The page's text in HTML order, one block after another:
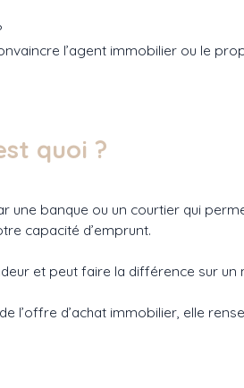
l’agent immobilier ou le
quoi ?
une banque ou un courtier qui
capacité d’emprunt.
et peut faire la différence sur un
l’offre d’achat immobilier, elle